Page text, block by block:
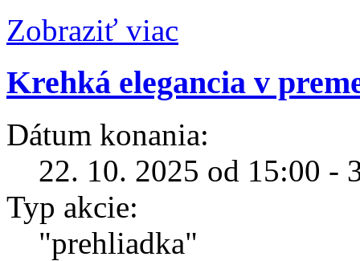
Zobraziť viac
Krehká elegancia v
Dátum konania:
22. 10. 2025 od 15:00 -
Typ akcie:
"prehliadka"